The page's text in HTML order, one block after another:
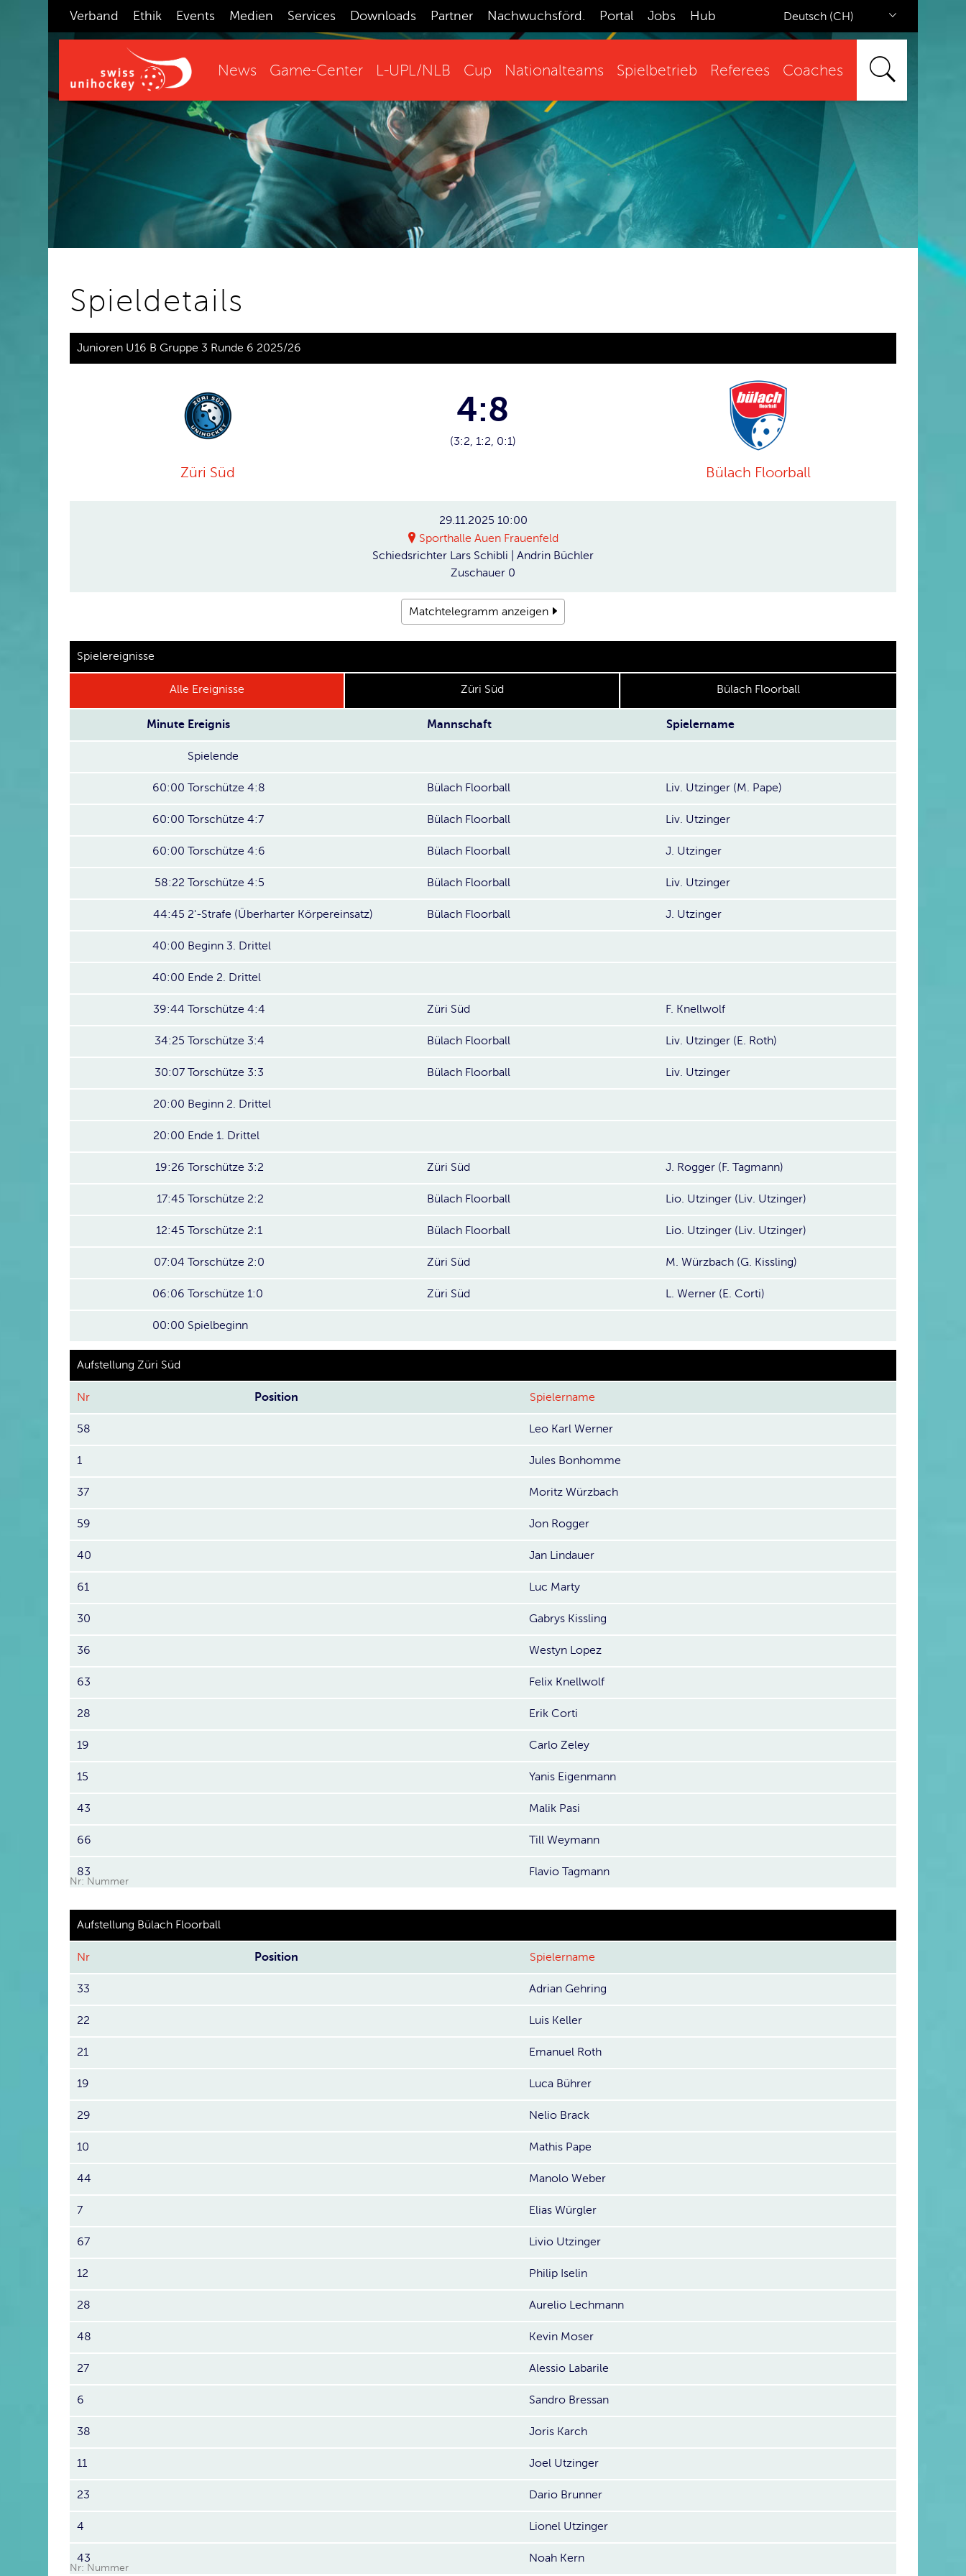
Verband Ethik Events Medien Services Downloads Partner Nachwuchsförd. Portal Jobs Hub Deutsch (CH)
News Game-Center L-UPL/NLB Cup Nationalteams Spielbetrieb Referees Coaches
Spieldetails
Junioren U16 B Gruppe 3 Runde 6 2025/26
Züri Süd
4:8
(3:2, 1:2, 0:1)
Bülach Floorball
29.11.2025 10:00
Sporthalle Auen Frauenfeld
Schiedsrichter Lars Schibli | Andrin Büchler
Zuschauer 0
Matchtelegramm anzeigen
Spielereignisse
Alle Ereignisse Züri Süd Bülach Floorball
Minute Ereignis Mannschaft Spielername
Spielende
60:00 Torschütze 4:8 Bülach Floorball Liv. Utzinger (M. Pape)
60:00 Torschütze 4:7 Bülach Floorball Liv. Utzinger
60:00 Torschütze 4:6 Bülach Floorball J. Utzinger
58:22 Torschütze 4:5 Bülach Floorball Liv. Utzinger
44:45 2'-Strafe (Überharter Körpereinsatz) Bülach Floorball J. Utzinger
40:00 Beginn 3. Drittel
40:00 Ende 2. Drittel
39:44 Torschütze 4:4 Züri Süd F. Knellwolf
34:25 Torschütze 3:4 Bülach Floorball Liv. Utzinger (E. Roth)
30:07 Torschütze 3:3 Bülach Floorball Liv. Utzinger
20:00 Beginn 2. Drittel
20:00 Ende 1. Drittel
19:26 Torschütze 3:2 Züri Süd J. Rogger (F. Tagmann)
17:45 Torschütze 2:2 Bülach Floorball Lio. Utzinger (Liv. Utzinger)
12:45 Torschütze 2:1 Bülach Floorball Lio. Utzinger (Liv. Utzinger)
07:04 Torschütze 2:0 Züri Süd M. Würzbach (G. Kissling)
06:06 Torschütze 1:0 Züri Süd L. Werner (E. Corti)
00:00 Spielbeginn
Aufstellung Züri Süd
Nr Position Spielername
58 Leo Karl Werner
1 Jules Bonhomme
37 Moritz Würzbach
59 Jon Rogger
40 Jan Lindauer
61 Luc Marty
30 Gabrys Kissling
36 Westyn Lopez
63 Felix Knellwolf
28 Erik Corti
19 Carlo Zeley
15 Yanis Eigenmann
43 Malik Pasi
66 Till Weymann
83 Flavio Tagmann
Nr: Nummer
Aufstellung Bülach Floorball
Nr Position Spielername
33 Adrian Gehring
22 Luis Keller
21 Emanuel Roth
19 Luca Bührer
29 Nelio Brack
10 Mathis Pape
44 Manolo Weber
7 Elias Würgler
67 Livio Utzinger
12 Philip Iselin
28 Aurelio Lechmann
48 Kevin Moser
27 Alessio Labarile
6 Sandro Bressan
38 Joris Karch
11 Joel Utzinger
23 Dario Brunner
4 Lionel Utzinger
43 Noah Kern
Nr: Nummer